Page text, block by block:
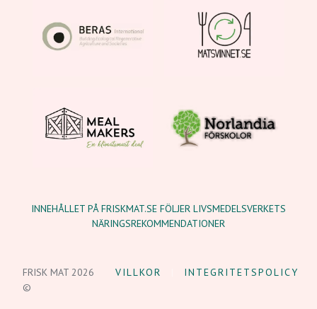
INNEHÅLLET PÅ FRISKMAT.SE FÖLJER LIVSMEDELSVERKETS
NÄRINGSREKOMMENDATIONER
FRISK MAT 2026
©
VILLKOR INTEGRITETSPOLICY